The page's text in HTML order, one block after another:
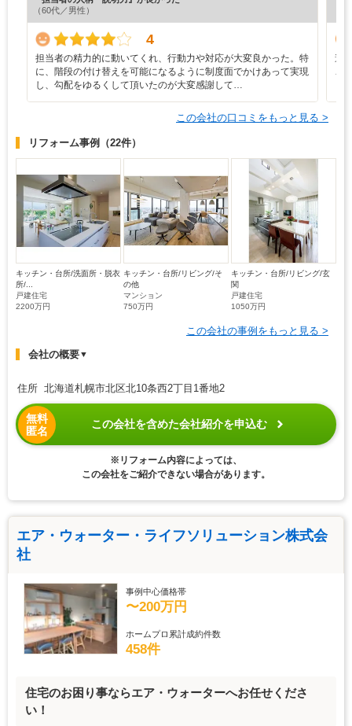
（60代／男性）
4
担当者の精力的に動いてくれ、行動力や対応が大変良かった。特
に、階段の付け替えを可能になるように制度面でかけあって実現
し、勾配をゆるくして頂いたのが大変感謝して…
遠
この会社の口コミをもっと見る >
リフォーム事例 （22件）
キッチン・台所/洗面所・脱衣
所/...
戸建住宅
2200万円
キッチン・台所/リビング/そ
の他
マンション
750万円
キッチン・台所/リビング/玄
関
戸建住宅
1050万円
この会社の事例をもっと見る >
会社の概要▼
住所 北海道札幌市北区北10条西2丁目1番地2
無料
匿名
この会社を含めた会社紹介を申込む
※リフォーム内容によっては、
この会社をご紹介できない場合があります。
エア・ウォーター・ライフソリューション株式会
社
事例中心価格帯
〜200万円
ホームプロ累計成約件数
458件
住宅のお困り事ならエア・ウォーターへお任せくださ
い！